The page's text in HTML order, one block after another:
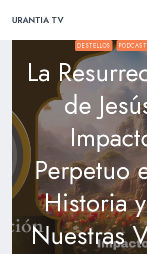
URANTIA TV
DESTELLOS PODCAST
La
de
Perpetuo
Historia
Nuestras